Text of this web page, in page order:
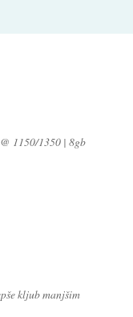
1150/1350 | 8gb
kljub manjšim